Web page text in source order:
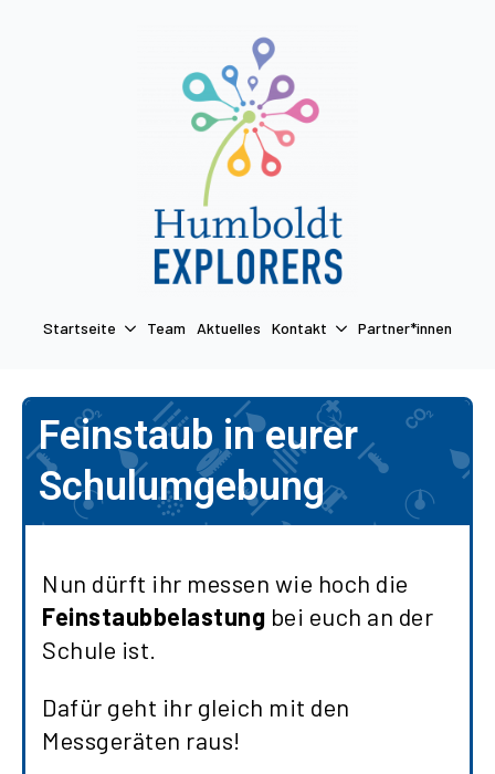
Startseite Team Aktuelles Kontakt Partner*innen
Team Aktuelles Kontakt
Termin anfragen
Feinstaub in eurer
Schulumgebung
Nun dürft ihr messen wie hoch die
Feinstaubbelastung bei euch an der
Schule ist.
Dafür geht ihr gleich mit den
Messgeräten raus!